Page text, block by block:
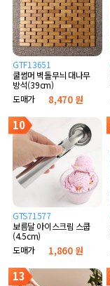
GTF13651
쿨썸머 벽돌무늬 대나무
방석(39cm)
도매가
8,470 원
10
GTS71577
보름달 아이스크림 스쿱
(4.5cm)
도매가
1,860 원
13